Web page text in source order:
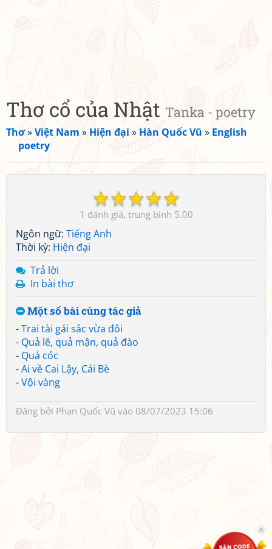
Thơ cổ của Nhật Tanka - poetry
Thơ»Việt Nam » Hiện đại » Hàn Quốc Vũ » English
poetry
☆
☆
☆
☆
☆
1 5.00
Ngôn ngữ: Tiếng Anh
Thời kỳ: Hiện đại
Trả lời
In bài thơ
Một số bài cùng tác giả
-Trai tài gái sắc vừa đôi
- Quả lê, quả mận, quả đào
- Quả cóc
-Ai về Cai Lậy, Cái Bè
-Vội vàng
Đăng bởi Phan Quốc Vũ vào 08/07/2023 15:06